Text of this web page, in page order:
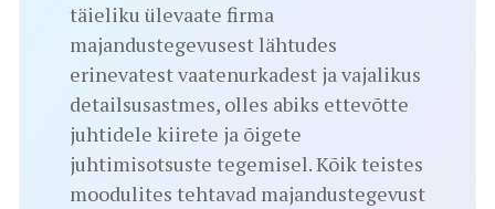
täieliku ülevaate firma
majandustegevusest lähtudes
erinevatest vaatenurkadest ja vajalikus
detailsusastmes, olles abiks ettevõtte
juhtidele kiirete ja õigete
juhtimisotsuste tegemisel. Kõik teistes
moodulites tehtavad majandustegevust